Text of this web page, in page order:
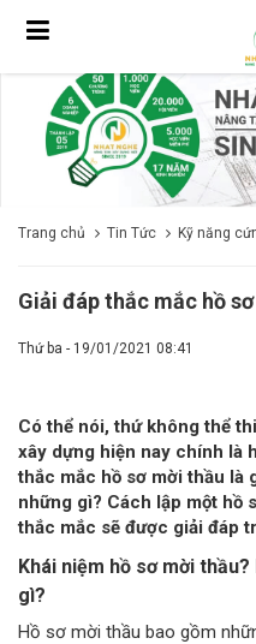
Trang chủ Tin Tức Kỹ năng
Giải đáp thắc mắc hồ
Thứ ba - 19/01/2021 08:41
Có thể nói, thứ không thể
xây dựng hiện nay chính là
thắc mắc hồ sơ mời thầu là
những gì? Cách lập một hồ
thắc mắc sẽ được giải đáp
Khái niệm hồ sơ mời
gì?
Hồ sơ mời thầu bao gồm